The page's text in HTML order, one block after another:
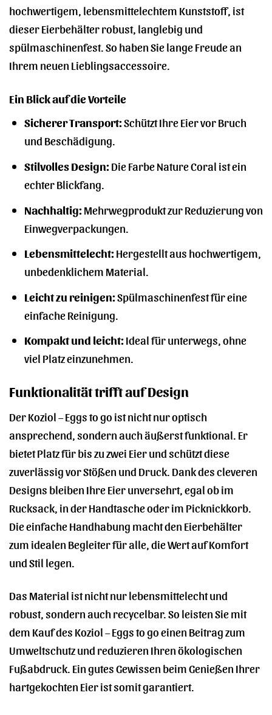
hochwertigem, lebensmittelechtem Kunststoff, ist
dieser Eierbehälter robust, langlebig und
spülmaschinenfest. So haben Sie lange Freude an
Ihrem neuen Lieblingsaccessoire.
Ein Blick auf die Vorteile
Sicherer Transport:Schützt Ihre Eier vor Bruch
und Beschädigung.
Stilvolles Design:Die Farbe Nature Coral ist ein
echter Blickfang.
Nachhaltig:Mehrwegprodukt zur Reduzierung von
Einwegverpackungen.
Lebensmittelecht:Hergestellt aus hochwertigem,
unbedenklichem Material.
Leicht zu reinigen:Spülmaschinenfest für eine
einfache Reinigung.
Kompakt und leicht:Ideal für unterwegs, ohne
viel Platz einzunehmen.
Funktionalität trifft auf Design
Der Koziol – Eggs to go ist nicht nur optisch
ansprechend, sondern auch äußerst funktional. Er
bietet Platz für bis zu zwei Eier und schützt diese
zuverlässig vor Stößen und Druck. Dank des cleveren
Designs bleiben Ihre Eier unversehrt, egal ob im
Rucksack, in der Handtasche oder im Picknickkorb.
Die einfache Handhabung macht den Eierbehälter
zum idealen Begleiter für alle, die Wert auf Komfort
und Stil legen.
Das Material ist nicht nur lebensmittelecht und
robust, sondern auch recycelbar. So leisten Sie mit
dem Kauf des Koziol – Eggs to go einen Beitrag zum
Umweltschutz und reduzieren Ihren ökologischen
Fußabdruck. Ein gutes Gewissen beim Genießen Ihrer
hartgekochten Eier ist somit garantiert.